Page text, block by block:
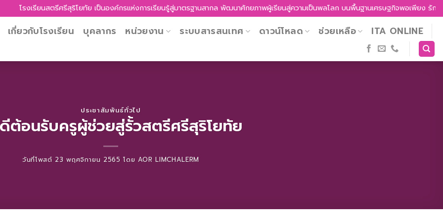
สตรีศรีสุริโยทัย เป็นองค์กรแห่งการเรียนรู้สู่มาตรฐานสากล พัฒนาศักยภาพผู้เรียนสู่ความเป็นพลโลก บนพื้นฐานเศรษฐกิจพอเพียง รักความเป็นไทย รู้
เกี่ยวกับโรงเรียน บุคลากร หน่วยงาน ระบบสารสนเทศ ดาวน์โหลด ช่วยเหลือ ITA ONLINE
ประชาสัมพันธ์ทั่วไป
ต้อนรับครูผู้ช่วยสู่รั้วสตรีศรีสุริโยทัย
วันที่โพสต์ 23 พฤศจิกายน 2565 โดย AOR LIMCHALERM